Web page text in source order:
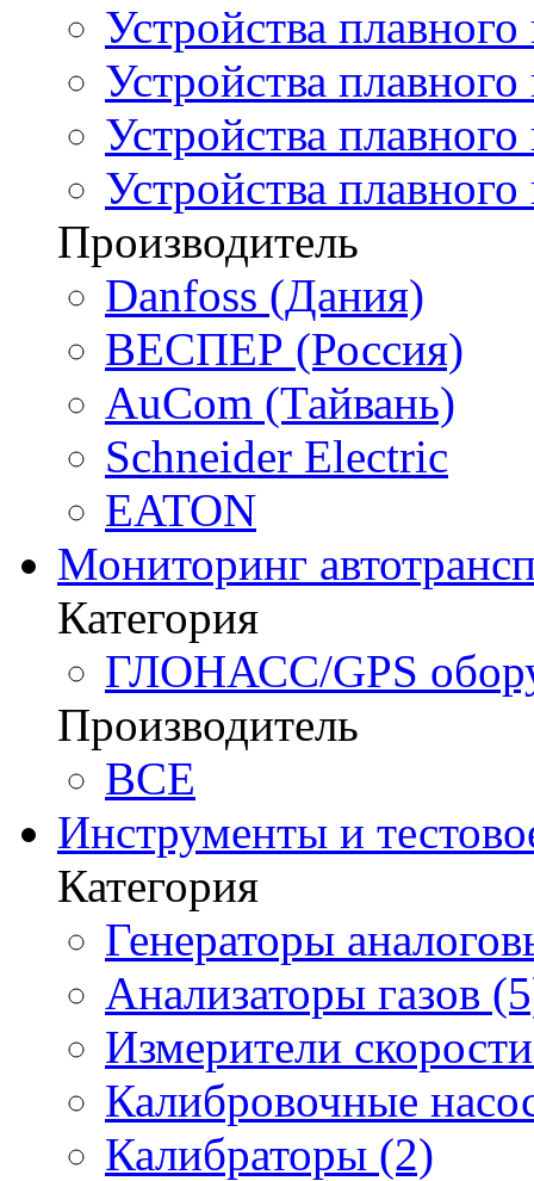
Устройства
Устройства
Устройства
Устройства
Производитель
Danfoss (Дания)
ВЕСПЕР (Россия)
AuCom (Тайвань)
Schneider Electric
EATON
Мониторинг
Категория
ГЛОНАСС/GPS
Производитель
BCE
Инструменты и
Категория
Генераторы
Анализаторы газов
Измерители
Калибровочные
Калибраторы (2)